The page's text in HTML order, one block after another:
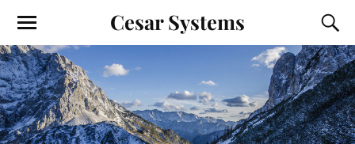
Cesar Systems